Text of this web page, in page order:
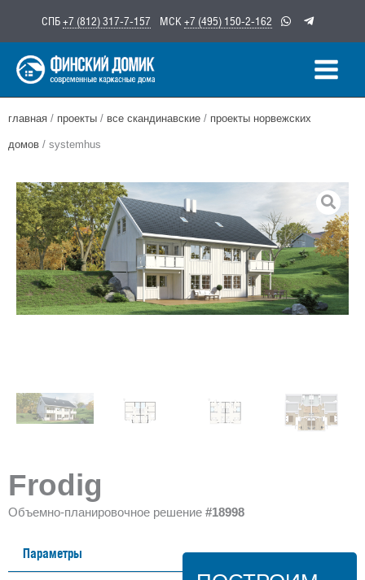
содержимому
СПБ+7 (812) 317-7-157 МСК +7 (495) 150-2-162
главная / проекты / все скандинавские / проекты норвежских
домов / systemhus
Frodig
Объемно-планировочное решение #18998
Параметры